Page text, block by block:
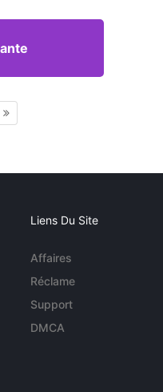
Liens Du Site
Affaires
Réclame
Support
DMCA